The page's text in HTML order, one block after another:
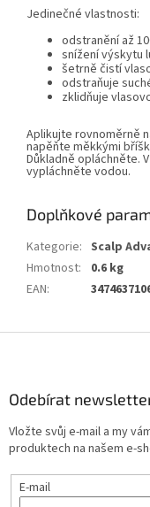
Jedinečné vlastnosti:
odstranění až
snížení výskytu
šetrně čistí
odstraňuje
zklidňuje
Aplikujte rovnoměrně
napěňte měkkými
Důkladně opláchněte.
vypláchněte vodou.
Doplňkové
Kategorie: Scalp
Hmotnost:
0.6 kg
EAN:
Odebírat
Vložte svůj e-mail a my
produktech na našem e-
E-mail